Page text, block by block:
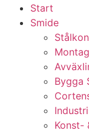
Start
Smide
Bygga
Konst-